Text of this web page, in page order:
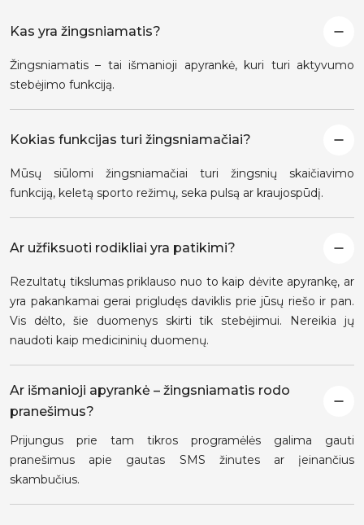
Kas yra žingsniamatis?
Žingsniamatis – tai išmanioji apyrankė, kuri turi aktyvumo
stebėjimo funkciją.
Kokias funkcijas turi žingsniamačiai?
Mūsų siūlomi žingsniamačiai turi žingsnių skaičiavimo
funkciją, keletą sporto režimų, seka pulsą ar kraujospūdį.
Ar užfiksuoti rodikliai yra patikimi?
Rezultatų tikslumas priklauso nuo to kaip dėvite apyrankę, ar
yra pakankamai gerai prigludęs daviklis prie jūsų riešo ir pan.
Vis dėlto, šie duomenys skirti tik stebėjimui. Nereikia jų
naudoti kaip medicininių duomenų.
Ar išmanioji apyrankė – žingsniamatis rodo
pranešimus?
Prijungus prie tam tikros programėlės galima gauti
pranešimus apie gautas SMS žinutes ar įeinančius
skambučius.